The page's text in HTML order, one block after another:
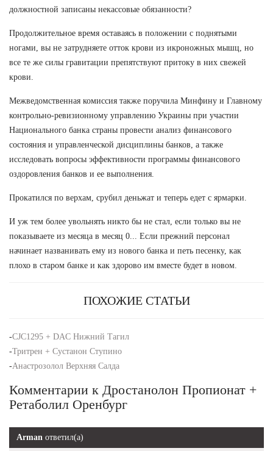
должностной записаны некассовые обязанности?
Продолжительное время оставаясь в положении с поднятыми
ногами, вы не затрудняете отток крови из икроножных мышц, но
все те же силы гравитации препятствуют притоку в них свежей
крови.
Межведомственная комиссия также поручила Минфину и Главному
контрольно-ревизионному управлению Украины при участии
Национального банка страны провести анализ финансового
состояния и управленческой дисциплины банков, а также
исследовать вопросы эффективности программы финансового
оздоровления банков и ее выполнения.
Прокатился по верхам, срубил деньжат и теперь едет с ярмарки.
И уж тем более увольнять никто бы не стал, если только вы не
показываете из месяца в месяц 0... Если прежний персонал
начинает названивать ему из нового банка и петь песенку, как
плохо в старом банке и как здорово им вместе будет в новом.
ПОХОЖИЕ СТАТЬИ
-CJC1295 + DAC Нижний Тагил
-Тритрен + Сустанон Ступино
-Анастрозолол Верхняя Салда
Комментарии к Дростанолон Пропионат +
Ретаболил Оренбург
Arman ответил(а)